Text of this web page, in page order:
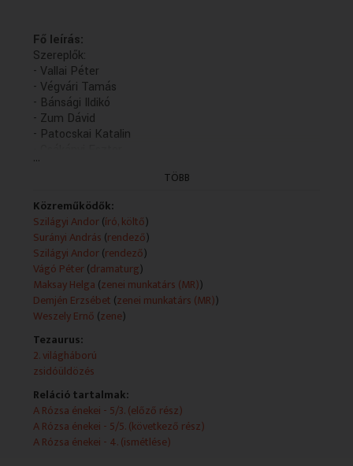
Fő leírás:
Szereplők:
- Vallai Péter
- Végvári Tamás
- Bánsági Ildikó
- Zum Dávid
- Patocskai Katalin
- Miklósy György
- Kardos Zoltán
- Lukácsi József
Műsorszolgáltatói ismertető:
Szilágyi Andor hangjátéka
Szereplők:
Narrátor - Vallai Péter, Halász - Végvári Tamás, Lili, a
felesége - Bánsági Ildikó, Tomi, a fiúk - Zum Dávid, Juló,
Kalmár úr - Miklósy György, Odrola néni - Soós Edit
Közreműködik: Hatfaludi István, Kardos Zoltán, Lukácsi
József
Tangóharmonikán közreműködik: Weszely Ernő
A felvételt Liszkai Károly és Maksay Helga készítette
Zenei szerkesztő: Demjén Erzsébet
Dramaturg: Vágó Péter
...
TÖBB
Közreműködők:
Szilágyi Andor(író, költő)
Surányi András (rendező)
Szilágyi Andor(rendező)
Vágó Péter(dramaturg)
Maksay Helga (zenei munkatárs (MR))
Demjén Erzsébet (zenei munkatárs (MR))
Weszely Ernő (zene)
Tezaurus:
2. világháború
zsidóüldözés
Reláció tartalmak:
A Rózsa énekei - 5/3. (előző rész)
A Rózsa énekei - 5/5. (következő rész)
A Rózsa énekei - 4. (ismétlése)